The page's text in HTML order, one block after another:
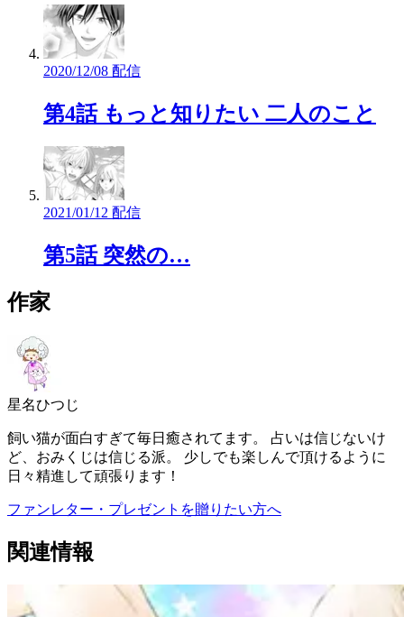
2020/12/08 配信
第4話 もっと知りたい 二人のこと
2021/01/12 配信
第5話 突然の…
作家
星名ひつじ
飼い猫が面白すぎて毎日癒されてます。 占いは信じないけ
ど、おみくじは信じる派。 少しでも楽しんで頂けるように
日々精進して頑張ります！
ファンレター・プレゼントを贈りたい方へ
関連情報